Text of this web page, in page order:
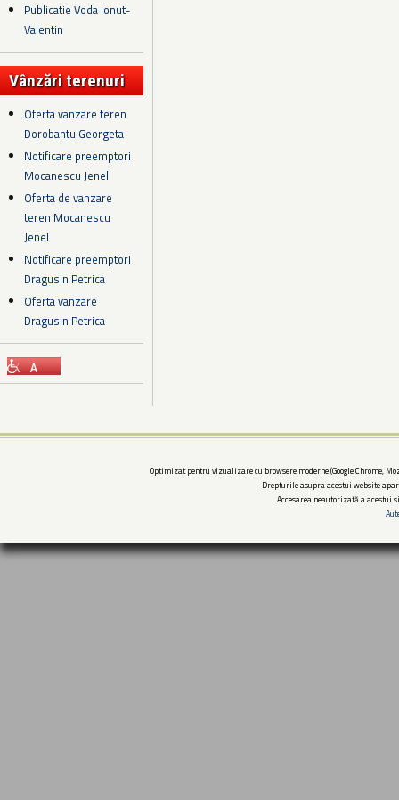
Publicatie Voda Ionut-
Valentin
Vânzări terenuri
Oferta vanzare teren
Dorobantu Georgeta
Notificare preemptori
Mocanescu Jenel
Oferta de vanzare
teren Mocanescu
Jenel
Notificare preemptori
Dragusin Petrica
Oferta vanzare
Dragusin Petrica
Optimizat pentru vizualizare cu browsere moderne (Google Chrome,
Drepturile asupra acestui website
Accesarea neautorizată a acestui